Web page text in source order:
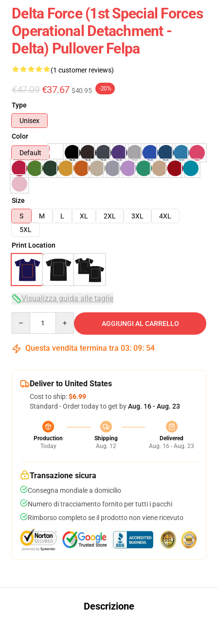
Delta Force (1st Special Forces
Operational Detachment -
Delta) Pullover Felpa
(1 customer reviews)
€47.09 €37.67 $40.95 -20%
Type
Unisex
Color
Default
Size
S
M L XL 2XL 3XL
4XL
5XL
Print Location
Visualizza guida alle taglie
AGGIUNGI AL CARRELLO
Questa vendita termina tra 03: 09: 54
Deliver to United States
Cost to ship:$6.99
Standard - Order today to get byAug. 16 - Aug. 23
Production
Today
Shipping
Aug. 12
Delivered
Aug. 16 - Aug. 23
Transazione sicura
Consegna mondiale a domicilio
Numero di tracciamento fornito per tutti i pacchi
Rimborso completo se il prodotto non viene ricevuto
Descrizione